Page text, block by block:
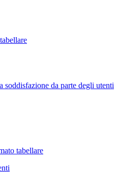
soddisfazione da parte degli utenti
tabellare